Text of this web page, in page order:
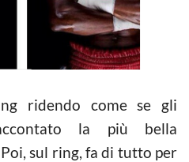
ridendo come se gli
la più bella
sul ring, fa di tutto per